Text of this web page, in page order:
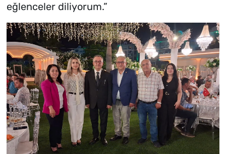
eğlenceler diliyorum.”